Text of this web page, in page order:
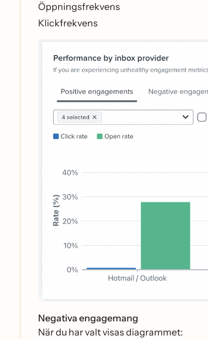
Öppningsfrekvens
Klickfrekvens
Negativa engagemang
När du har valt visas diagrammet: